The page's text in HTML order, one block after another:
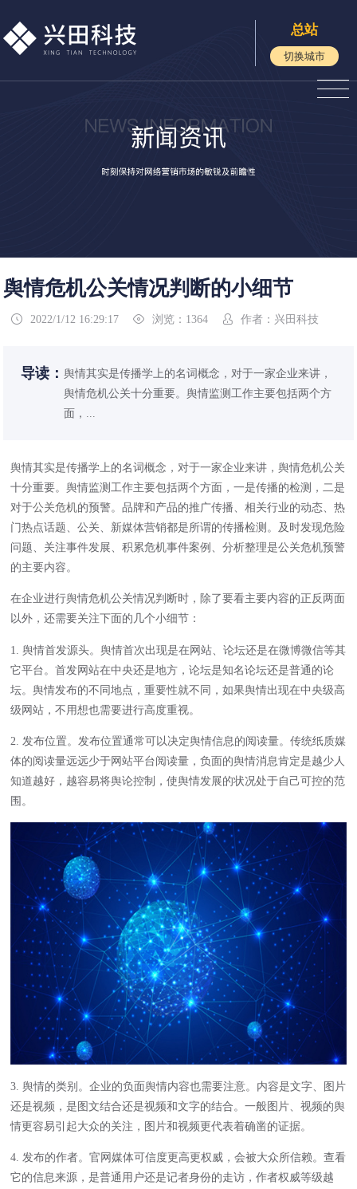
总站
切换城市
舆情危机公关情况判断的小细节
 2022/1/12 16:29:17  浏览：1364  作者：兴田科技
导读：舆情其实是传播学上的名词概念，对于一家企业来讲，
舆情危机公关十分重要。舆情监测工作主要包括两个方
面，...
舆情其实是传播学上的名词概念，对于一家企业来讲，舆情危机公关
十分重要。舆情监测工作主要包括两个方面，一是传播的检测，二是
对于公关危机的预警。品牌和产品的推广传播、相关行业的动态、热
门热点话题、公关、新媒体营销都是所谓的传播检测。及时发现危险
问题、关注事件发展、积累危机事件案例、分析整理是公关危机预警
的主要内容。
在企业进行舆情危机公关情况判断时，除了要看主要内容的正反两面
以外，还需要关注下面的几个小细节：
1. 舆情首发源头。舆情首次出现是在网站、论坛还是在微博微信等其
它平台。首发网站在中央还是地方，论坛是知名论坛还是普通的论
坛。舆情发布的不同地点，重要性就不同，如果舆情出现在中央级高
级网站，不用想也需要进行高度重视。
2. 发布位置。发布位置通常可以决定舆情信息的阅读量。传统纸质媒
体的阅读量远远少于网站平台阅读量，负面的舆情消息肯定是越少人
知道越好，越容易将舆论控制，使舆情发展的状况处于自己可控的范
围。
3. 舆情的类别。企业的负面舆情内容也需要注意。内容是文字、图片
还是视频，是图文结合还是视频和文字的结合。一般图片、视频的舆
情更容易引起大众的关注，图片和视频更代表着确凿的证据。
4. 发布的作者。官网媒体可信度更高更权威，会被大众所信赖。查看
它的信息来源，是普通用户还是记者身份的走访，作者权威等级越